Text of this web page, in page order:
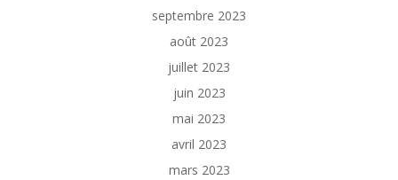
septembre 2023
août 2023
juillet 2023
juin 2023
mai 2023
avril 2023
mars 2023